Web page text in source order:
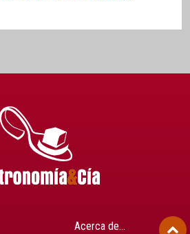
Acerca de…